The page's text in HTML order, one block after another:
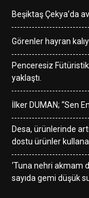
Beşiktaş Çekya’da
Görenler hayran
Penceresiz Fütüristik
yaklaştı.
İlker DUMAN; “Sen
Desa, ürünlerinde
dostu ürünler
‘Tuna nehri akmam
sayıda gemi düşük